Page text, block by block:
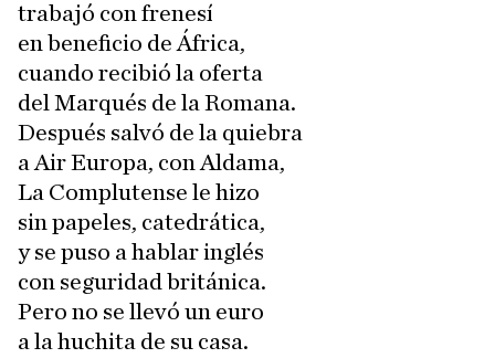
trabajó con frenesí
en beneficio de África,
cuando recibió la oferta
del Marqués de la Romana.
Después salvó de la quiebra
a Air Europa, con Aldama,
La Complutense le hizo
sin papeles, catedrática,
y se puso a hablar inglés
con seguridad británica.
Pero no se llevó un euro
a la huchita de su casa.